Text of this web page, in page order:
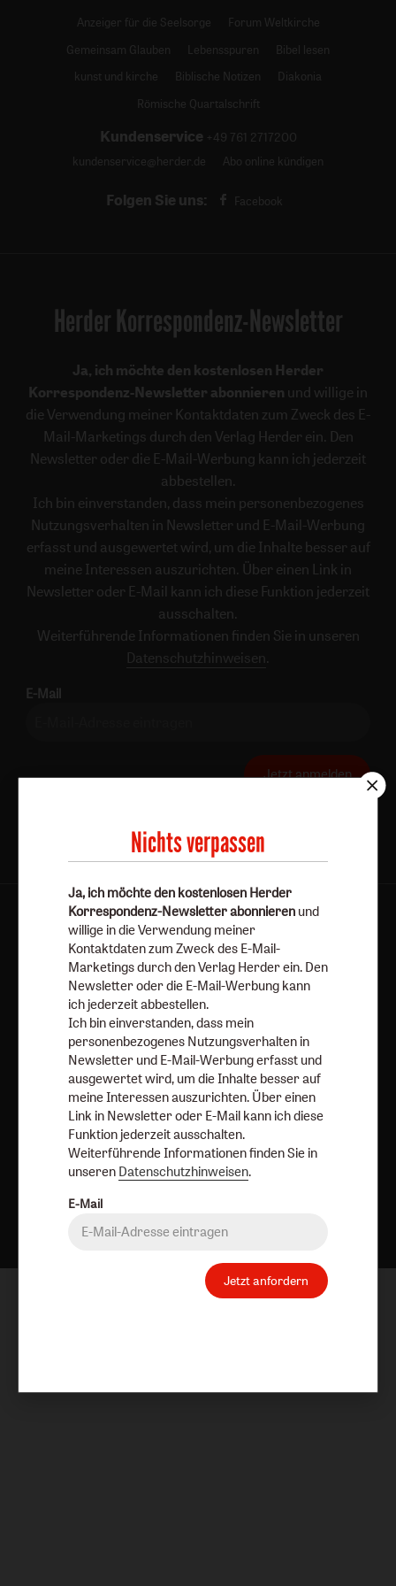
Anzeiger für die Seelsorge
Forum Weltkirche
Gemeinsam Glauben
Lebensspuren
Bibel lesen
kunst und kirche
Biblische Notizen
Diakonia
Römische Quartalschrift
Kundenservice +49 761 2717200
kundenservice@herder.de
Abo online kündigen
Folgen Sie uns: Facebook
Herder Korrespondenz-Newsletter
Ja, ich möchte den kostenlosen Herder
Korrespondenz-Newsletter abonnieren und willige in
die Verwendung meiner Kontaktdaten zum Zweck des E-
Mail-Marketings durch den Verlag Herder ein. Den
Newsletter oder die E-Mail-Werbung kann ich jederzeit
abbestellen.
Ich bin einverstanden, dass mein personenbezogenes
Nutzungsverhalten in Newsletter und E-Mail-Werbung
erfasst und ausgewertet wird, um die Inhalte besser auf
meine Interessen auszurichten. Über einen Link in
Newsletter oder E-Mail kann ich diese Funktion jederzeit
ausschalten.
Weiterführende Informationen finden Sie in unseren
Datenschutzhinweisen .
E-Mail
Jetzt anmelden
AGB und Widerrufsbelehrung
Datenschutz
Barrierefreiheit
Impressum
Vertrag widerrufen Abo online kündigen
Nichts verpassen
Ja, ich möchte den kostenlosen Herder
Korrespondenz-Newsletter abonnieren und
willige in die Verwendung meiner
Kontaktdaten zum Zweck des E-Mail-
Marketings durch den Verlag Herder ein. Den
Newsletter oder die E-Mail-Werbung kann
ich jederzeit abbestellen.
Ich bin einverstanden, dass mein
personenbezogenes Nutzungsverhalten in
Newsletter und E-Mail-Werbung erfasst und
ausgewertet wird, um die Inhalte besser auf
meine Interessen auszurichten. Über einen
Link in Newsletter oder E-Mail kann ich diese
Funktion jederzeit ausschalten.
Weiterführende Informationen finden Sie in
unseren Datenschutzhinweisen.
E-Mail
Jetzt anfordern